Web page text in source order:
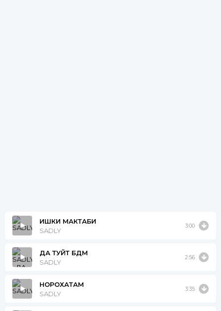
ИШКИ МАКТАБИ
SADLY
3:00
ДА ТУЙТ БДМ
SADLY
2:56
НОРОХАТАМ
SADLY
3:35